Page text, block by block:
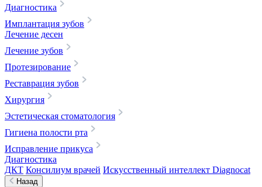
Диагностика
Имплантация зубов
Лечение десен
Лечение зубов
Протезирование
Реставрация зубов
Хирургия
Эстетическая стоматология
Гигиена полости рта
Исправление прикуса
Диагностика
ДКТ Консилиум врачей Искусственный интеллект Diagnocat
Назад